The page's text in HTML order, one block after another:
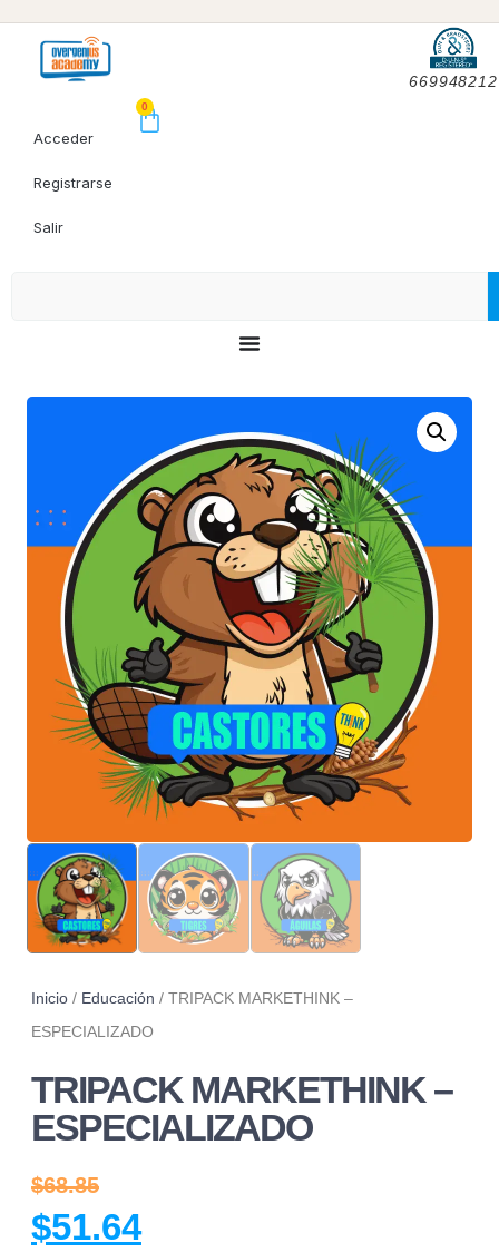
669948212
Acceder
Registrarse
Salir
0
Inicio / Educación / TRIPACK MARKETHINK –
ESPECIALIZADO
TRIPACK MARKETHINK –
ESPECIALIZADO
$68.85
$51.64